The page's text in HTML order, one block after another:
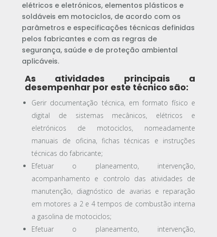
elétricos e eletrónicos, elementos plásticos e
soldáveis em motociclos, de acordo com os
parâmetros e especificações técnicas definidas
pelos fabricantes e com as regras de
segurança, saúde e de proteção ambiental
aplicáveis.
As atividades principais a
desempenhar por este técnico são:
Gerir documentação técnica, em formato físico e
digital de sistemas mecânicos, elétricos e
eletrónicos de motociclos, nomeadamente
manuais de oficina, fichas técnicas e instruções
técnicas do fabricante;
Efetuar o planeamento, intervenção,
acompanhamento e controlo das atividades de
manutenção, diagnóstico de avarias e reparação
em motores a 2 e 4 tempos de combustão interna
a gasolina de motociclos;
Efetuar o planeamento, intervenção,